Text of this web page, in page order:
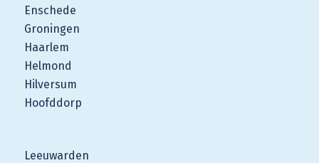
Enschede
Groningen
Haarlem
Helmond
Hilversum
Hoofddorp
Leeuwarden